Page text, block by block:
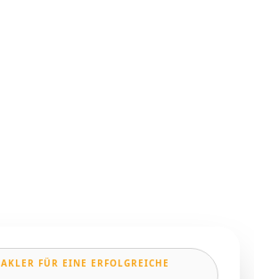
FÜR EINE ERFOLGREICHE